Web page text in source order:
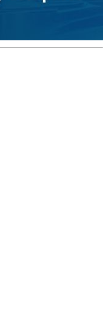
hacer?